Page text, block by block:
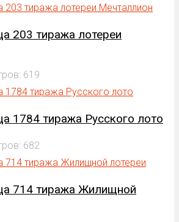
203 тиража лотереи
619
1784 тиража Русского лото
682
714 тиража Жилищной